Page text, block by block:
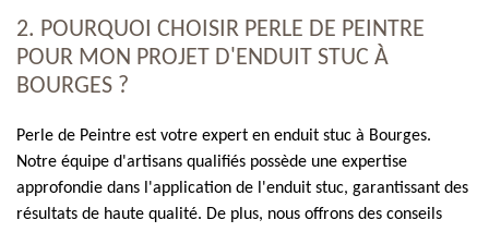
2. POURQUOI CHOISIR PERLE DE PEINTRE
POUR MON PROJET D'ENDUIT STUC À
BOURGES ?
Perle de Peintre est votre expert en enduit stuc à Bourges.
Notre équipe d'artisans qualifiés possède une expertise
approfondie dans l'application de l'enduit stuc, garantissant des
résultats de haute qualité. De plus, nous offrons des conseils